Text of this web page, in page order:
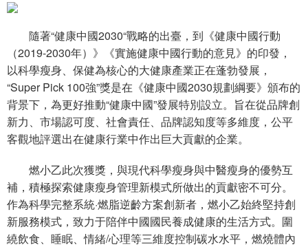
隨著“健康中國2030“戰略的出臺，到《健康中國行動
（2019-2030年）》《實施健康中國行動的意見》的印發，
以科學瘦身、保健為核心的大健康產業正在蓬勃發展，
“Super Pick 100強”獎是在《健康中國2030規劃綱要》頒布的
背景下，為更好推動“健康中國”發展特別設立。旨在從品牌創
新力、市場認可度、社會責任、品牌認知度等多維度，公平
客觀地評選出在健康行業中作出巨大貢獻的企業。
燃小乙此次獲獎，與現代科學瘦身與中醫瘦身的優勢互
補，積極探索健康瘦身管理新模式所做出的貢獻密不可分。
作為科學完整系統·燃脂逆齡方案創新者，燃小乙始終堅持創
新服務模式，致力于陪伴中國國民養成健康的生活方式。圍
繞飲食、睡眠、情緒/心理等三維度控制碳水水平，燃燒體內